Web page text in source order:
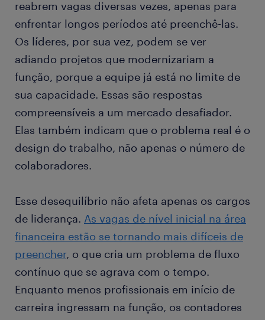
reabrem vagas diversas vezes, apenas para
enfrentar longos períodos até preenchê-las.
Os líderes, por sua vez, podem se ver
adiando projetos que modernizariam a
função, porque a equipe já está no limite de
sua capacidade. Essas são respostas
compreensíveis a um mercado desafiador.
Elas também indicam que o problema real é o
design do trabalho, não apenas o número de
colaboradores.
Esse desequilíbrio não afeta apenas os cargos
de liderança. As vagas de nível inicial na área
financeira estão se tornando mais difíceis de
preencher, o que cria um problema de fluxo
contínuo que se agrava com o tempo.
Enquanto menos profissionais em início de
carreira ingressam na função, os contadores